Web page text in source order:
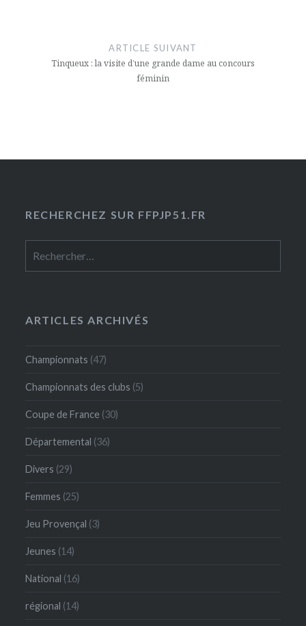
ARTICLE SUIVANT
Tinqueux : la visite d’une grande dame au concours
féminin
RECHERCHEZ SUR FFPJP51.FR
ARTICLES ARCHIVÉS
Championnats (47)
Championnats des clubs (5)
Coupe de France (30)
Départemental (36)
Divers (29)
Femmes (25)
Jeu Provençal (3)
Jeunes (14)
National (16)
régional (14)